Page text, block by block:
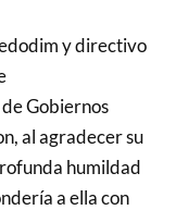
y directivo
Gobiernos
al agradecer su
humildad
a ella con